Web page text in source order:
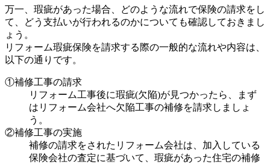
万一、瑕疵があった場合、どのような流れで保険の請求をし
て、どう支払いが行われるのかについても確認しておきまし
ょう。
リフォーム瑕疵保険を請求する際の一般的な流れや内容は、
以下の通りです。
①補修工事の請求
リフォーム工事後に瑕疵(欠陥)が見つかったら、まず
はリフォーム会社へ欠陥工事の補修を請求しましょ
う。
②補修工事の実施
補修の請求をされたリフォーム会社は、加入している
保険会社の査定に基づいて、瑕疵があった住宅の補修